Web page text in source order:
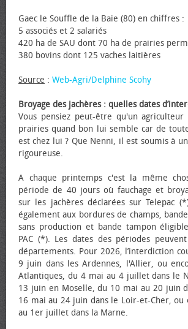
Gaec le Souffle de la Baie (80) en chiffres :
5 associés et 2 salariés
420 ha de SAU dont 70 ha de prairies
380 bovins dont 125 vaches laitières
Source : Web-Agri/Delphine Scohy
Broyage des jachères : quelles dates
Vous pensiez peut-être qu'un
prairies quand bon lui semble car de
est chez lui ? Que Nenni, il est soumis à
rigoureuse.
A chaque printemps c'est la même
période de 40 jours où fauchage et
sur les jachères déclarées sur Telepac
également aux bordures de champs,
sans production et bande tampon
PAC (*). Les dates des périodes
départements. Pour 2026, l’interdiction
9 juin dans les Ardennes, l'Allier, ou
Atlantiques, du 4 mai au 4 juillet dans le
13 juin en Moselle, du 10 mai au 20 juin
16 mai au 24 juin dans le Loir-et-Cher, ou
au 1er juillet dans la Marne.